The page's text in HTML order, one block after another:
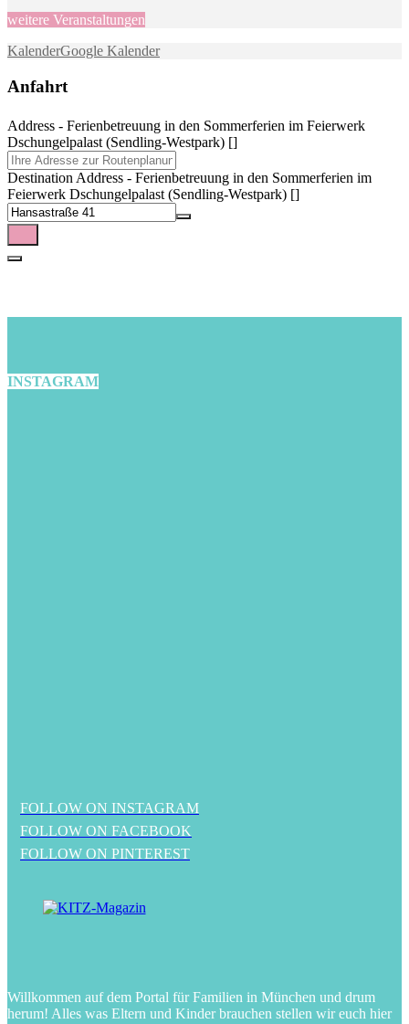
weitere Veranstaltungen
KalenderGoogle Kalender
Anfahrt
Address - Ferienbetreuung in den Sommerferien im Feierwerk
Dschungelpalast (Sendling-Westpark) []
Destination Address - Ferienbetreuung in den Sommerferien im
Feierwerk Dschungelpalast (Sendling-Westpark) []
INSTAGRAM
FOLLOW ON INSTAGRAM
FOLLOW ON FACEBOOK
FOLLOW ON PINTEREST
Willkommen auf dem Portal für Familien in München und drum
herum! Alles was Eltern und Kinder brauchen stellen wir euch hier